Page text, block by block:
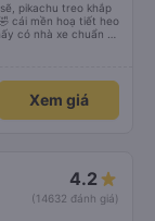
pikachu treo khắp
cái mền hoạ tiết heo
có nhà xe chuẩn bị
nv dẫn tới tận nơi để
Xem giá
4.2
(14632 đánh giá)